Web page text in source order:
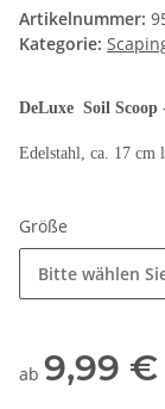
Artikelnummer:
Kategorie:
DeLuxe Soil Scoop
Edelstahl, ca. 17 cm
Größe
Bitte wählen
ab 9,99 €